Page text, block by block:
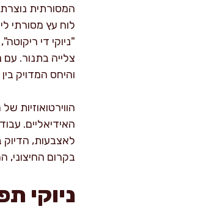
המסורתית
לוח עץ מסורתי
"ניוקי די
צלייה בתנור.
והיחס המדויק
האידיאליים.
לאצבעות,
בקרום החיצוני,
ניוקי